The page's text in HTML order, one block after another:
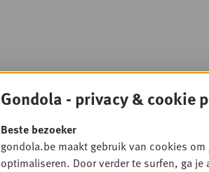
Gondola - privacy & cookie
Beste bezoeker
gondola.be maakt gebruik van cookies
optimaliseren. Door verder te surfen, ga je